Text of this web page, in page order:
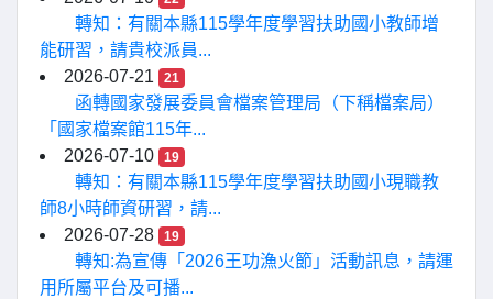
轉知：有關本縣115學年度學習扶助國小教師增
能研習，請貴校派員...
2026-07-21
21
函轉國家發展委員會檔案管理局（下稱檔案局）
「國家檔案館115年...
2026-07-10
19
轉知：有關本縣115學年度學習扶助國小現職教
師8小時師資研習，請...
2026-07-28
19
轉知:為宣傳「2026王功漁火節」活動訊息，請運
用所屬平台及可播...